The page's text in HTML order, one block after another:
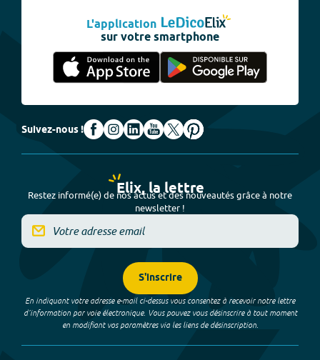
L'application
sur votre smartphone
Suivez-nous !
Elix, la lettre
Restez informé(e) de nos actus et des nouveautés grâce à notre
newsletter !
S'inscrire
En indiquant votre adresse e-mail ci-dessus vous consentez à recevoir notre lettre
d’information par voie électronique. Vous pouvez vous désinscrire à tout moment
en modifiant vos paramètres via les liens de désinscription.